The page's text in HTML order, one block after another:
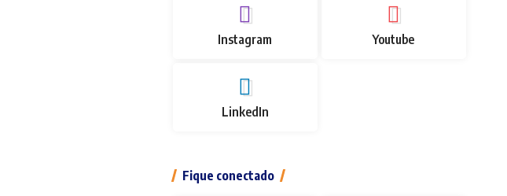
Instagram Youtube
LinkedIn
Fique conectado